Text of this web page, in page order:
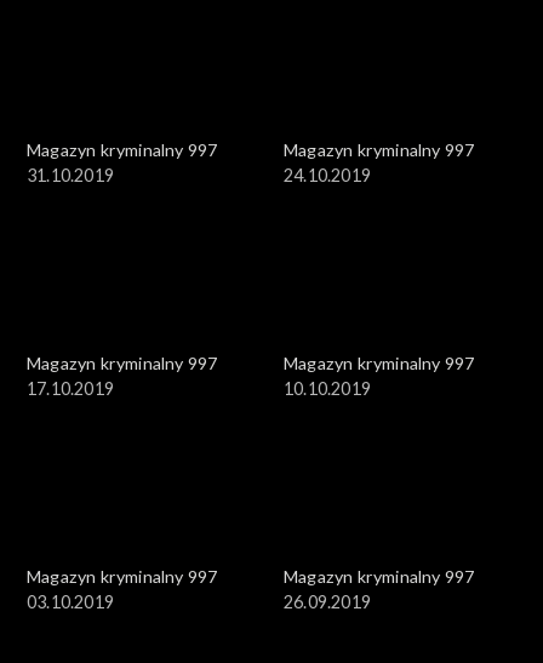
Magazyn kryminalny 997
31.10.2019
Magazyn kryminalny 997
24.10.2019
Magazyn kryminalny 997
17.10.2019
Magazyn kryminalny 997
10.10.2019
Magazyn kryminalny 997
03.10.2019
Magazyn kryminalny 997
26.09.2019